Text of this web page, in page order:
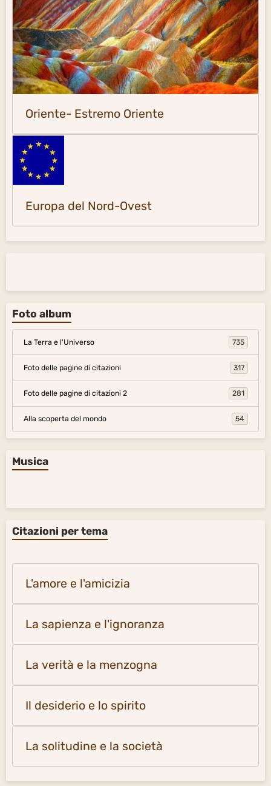
Oriente- Estremo Oriente
Europa del Nord-Ovest
Foto album
La Terra e l'Universo 735
Foto delle pagine di citazioni 317
Foto delle pagine di citazioni 2 281
Alla scoperta del mondo 54
Musica
Citazioni per tema
L'amore e l'amicizia
La sapienza e l'ignoranza
La verità e la menzogna
Il desiderio e lo spirito
La solitudine e la società